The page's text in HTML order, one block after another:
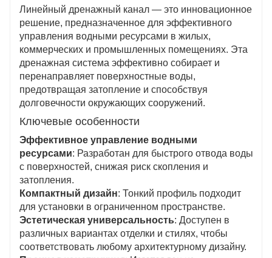
эксплуатационные расходы
Модульная конструкция обеспечивает простую
установку с минимальными нарушениями, а
съемные решетки упрощают очистку и
обслуживание.
Линейный дренажный канал — это инновационное
решение, предназначенное для эффективного
управления водными ресурсами в жилых,
коммерческих и промышленных помещениях. Эта
дренажная система эффективно собирает и
перенаправляет поверхностные воды,
предотвращая затопление и способствуя
долговечности окружающих сооружений.
Ключевые особенности
Эффективное управление водными
ресурсами: Разработан для быстрого отвода воды
с поверхностей, снижая риск скопления и
затопления.
Компактный дизайн: Тонкий профиль подходит
для установки в ограниченном пространстве.
Эстетическая универсальность: Доступен в
различных вариантах отделки и стилях, чтобы
соответствовать любому архитектурному дизайну.